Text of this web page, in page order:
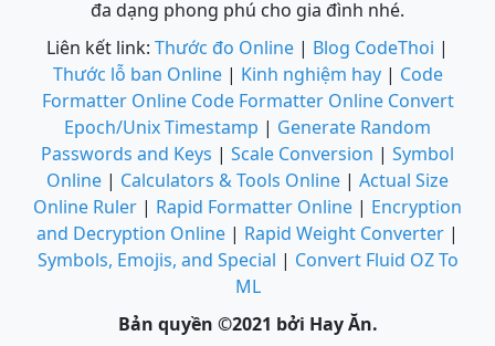
đa dạng phong phú cho gia đình nhé.
Liên kết link: Thước đo Online | Blog CodeThoi |
Thước lỗ ban Online| Kinh nghiệm hay| Code
Formatter Online Code Formatter Online Convert
Epoch/Unix Timestamp | Generate Random
Passwords and Keys | Scale Conversion | Symbol
Online | Calculators & Tools Online | Actual Size
Online Ruler | Rapid Formatter Online | Encryption
and Decryption Online | Rapid Weight Converter |
Symbols, Emojis, and Special | Convert Fluid OZ To
ML
Bản quyền ©2021 bởi Hay Ăn.